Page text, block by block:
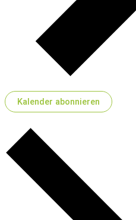
Kalender abonnieren